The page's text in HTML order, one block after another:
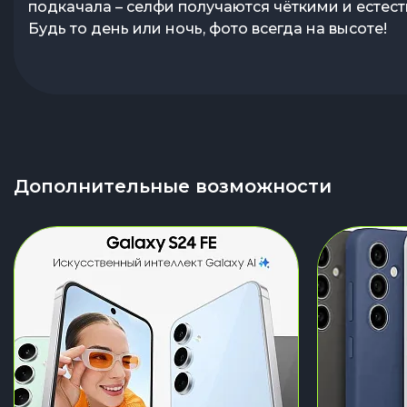
подкачала – селфи получаются чёткими и
Будь то день или ночь, фото всегда на высоте!
неожиданных ситуациях
Дополнительные возможности